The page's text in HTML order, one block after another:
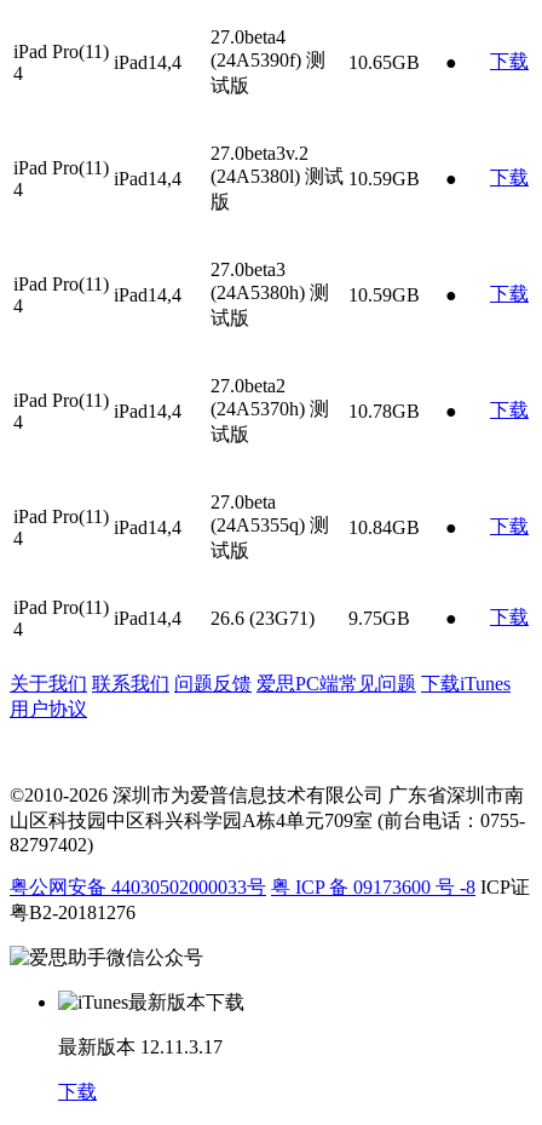
iPad Pro(11)
4
iPad14,4
27.0beta4
(24A5390f) 测
试版
10.65GB ● 下载
iPad Pro(11)
4
iPad14,4
27.0beta3v.2
(24A5380l) 测试
版
10.59GB ● 下载
iPad Pro(11)
4
iPad14,4
27.0beta3
(24A5380h) 测
试版
10.59GB ● 下载
iPad Pro(11)
4
iPad14,4
27.0beta2
(24A5370h) 测
试版
10.78GB ● 下载
iPad Pro(11)
4
iPad14,4
27.0beta
(24A5355q) 测
试版
10.84GB ● 下载
iPad Pro(11)
4
iPad14,4 26.6 (23G71) 9.75GB ● 下载
关于我们 联系我们 问题反馈 爱思PC端常见问题 下载iTunes
用户协议
©2010-2026 深圳市为爱普信息技术有限公司 广东省深圳市南
山区科技园中区科兴科学园A栋4单元709室 (前台电话：0755-
82797402)
粤公网安备 44030502000033号 粤 ICP 备 09173600 号 -8 ICP证
粤B2-20181276
最新版本 12.11.3.17
下载